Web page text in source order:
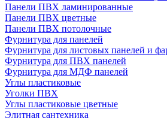
Панели ПВХ ламинированные
Панели ПВХ цветные
Панели ПВХ потолочные
Фурнитура для панелей
Фурнитура для листовых панелей и
Фурнитура для ПВХ панелей
Фурнитура для МДФ панелей
Углы пластиковые
Уголки ПВХ
Углы пластиковые цветные
Элитная сантехника